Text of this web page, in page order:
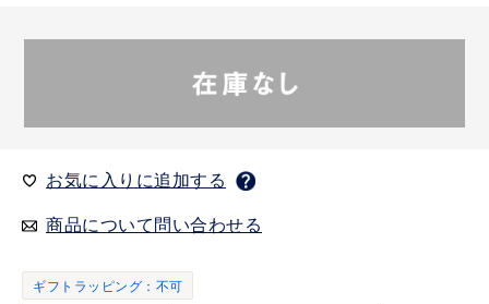
お気に入りに追加する
商品について問い合わせる
ギフトラッピング：不可